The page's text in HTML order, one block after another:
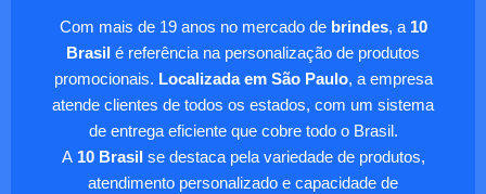
Com mais de 19 anos no mercado de brindes, a 10
Brasil é referência na personalização de produtos
promocionais. Localizada em São Paulo, a empresa
atende clientes de todos os estados, com um sistema
de entrega eficiente que cobre todo o Brasil.
A10 Brasilse destaca pela variedade de produtos,
atendimento personalizado e capacidade de